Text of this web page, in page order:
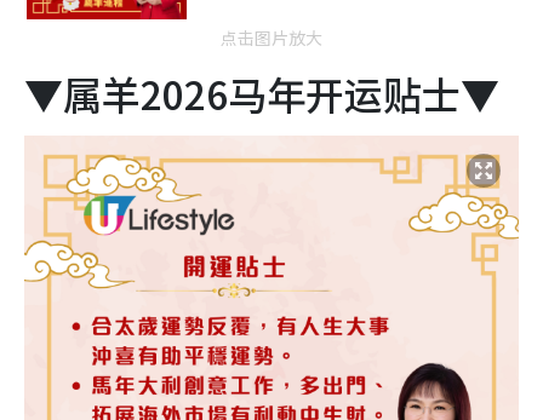
点击图片放大
▼属羊2026马年开运贴士▼